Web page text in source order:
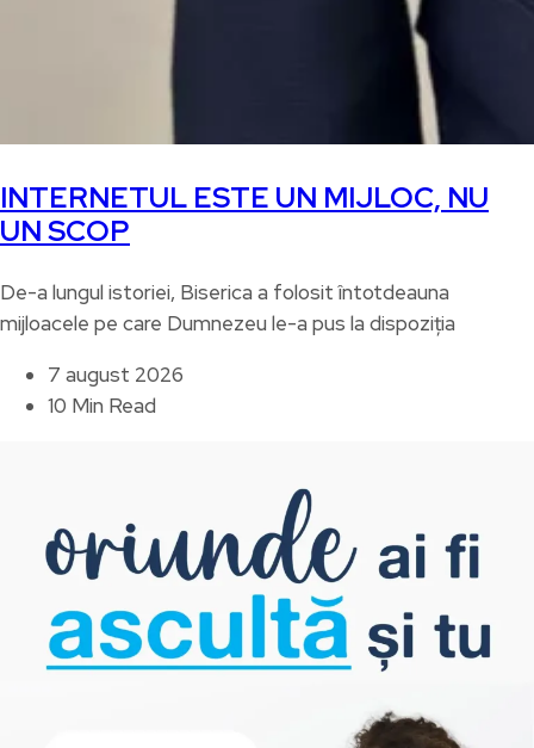
INTERNETUL ESTE UN MIJLOC, NU
UN SCOP
De-a lungul istoriei, Biserica a folosit întotdeauna
mijloacele pe care Dumnezeu le-a pus la dispoziția
7 august 2026
10 Min Read